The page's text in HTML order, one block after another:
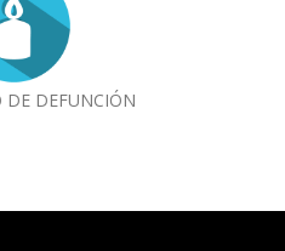
DE DEFUNCIÓN